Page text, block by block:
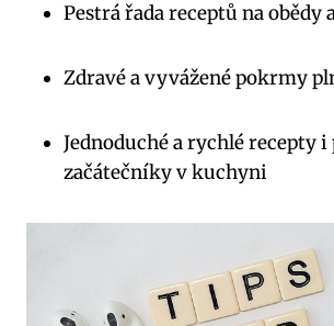
Pestrá řada receptů na obědy
Zdravé a vyvážené pokrmy
Jednoduché a rychlé recepty i
začátečníky v kuchyni